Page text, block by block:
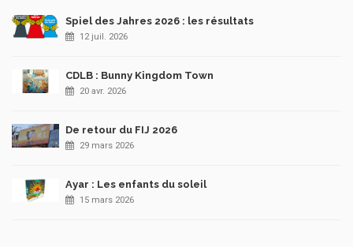
Spiel des Jahres 2026 : les résultats
12 juil. 2026
CDLB : Bunny Kingdom Town
20 avr. 2026
De retour du FIJ 2026
29 mars 2026
Ayar : Les enfants du soleil
15 mars 2026